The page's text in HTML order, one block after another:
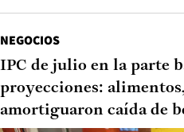
NEGOCIOS
IPC de julio en la parte
proyecciones:
amortiguaron caída de